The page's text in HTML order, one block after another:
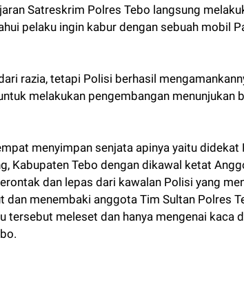
Satreskrim Polres Tebo langsung
pelaku ingin kabur dengan sebuah mobil
razia, tetapi Polisi berhasil
melakukan pengembangan menunjukan
menyimpan senjata apinya yaitu didekat
Kabupaten Tebo dengan dikawal ketat
dan lepas dari kawalan Polisi yang
dan menembaki anggota Tim Sultan Polres
tersebut meleset dan hanya mengenai kaca